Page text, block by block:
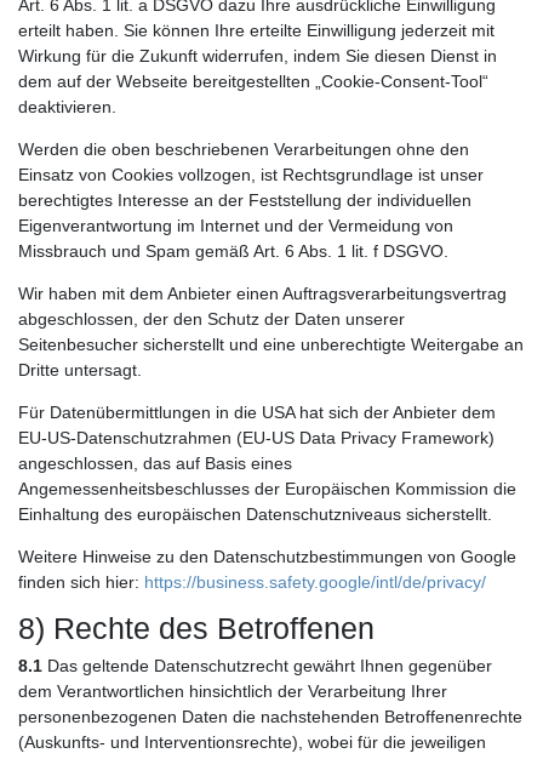
Art. 6 Abs. 1 lit. a DSGVO dazu Ihre ausdrückliche Einwilligung
erteilt haben. Sie können Ihre erteilte Einwilligung jederzeit mit
Wirkung für die Zukunft widerrufen, indem Sie diesen Dienst in
dem auf der Webseite bereitgestellten „Cookie-Consent-Tool“
deaktivieren.
Werden die oben beschriebenen Verarbeitungen ohne den
Einsatz von Cookies vollzogen, ist Rechtsgrundlage ist unser
berechtigtes Interesse an der Feststellung der individuellen
Eigenverantwortung im Internet und der Vermeidung von
Missbrauch und Spam gemäß Art. 6 Abs. 1 lit. f DSGVO.
Wir haben mit dem Anbieter einen Auftragsverarbeitungsvertrag
abgeschlossen, der den Schutz der Daten unserer
Seitenbesucher sicherstellt und eine unberechtigte Weitergabe an
Dritte untersagt.
Für Datenübermittlungen in die USA hat sich der Anbieter dem
EU-US-Datenschutzrahmen (EU-US Data Privacy Framework)
angeschlossen, das auf Basis eines
Angemessenheitsbeschlusses der Europäischen Kommission die
Einhaltung des europäischen Datenschutzniveaus sicherstellt.
Weitere Hinweise zu den Datenschutzbestimmungen von Google
finden sich hier: https://business.safety.google/intl/de/privacy/
8) Rechte des Betroffenen
8.1 Das geltende Datenschutzrecht gewährt Ihnen gegenüber
dem Verantwortlichen hinsichtlich der Verarbeitung Ihrer
personenbezogenen Daten die nachstehenden Betroffenenrechte
(Auskunfts- und Interventionsrechte), wobei für die jeweiligen